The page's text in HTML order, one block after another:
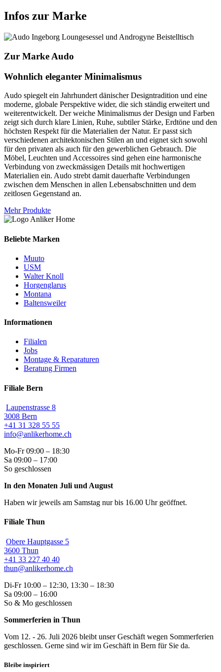
Infos zur Marke
Zur Marke Audo
Wohnlich eleganter Minimalismus
Audo spiegelt ein Jahrhundert dänischer Designtradition und eine
moderne, globale Perspektive wider, die sich ständig erweitert und
weiterentwickelt. Der weiche Minimalismus der Design und Farben
zeigt sich durch klare Linien, Ruhe, subtiler Stärke, Erdtöne und den
höchsten Respekt für die Materialien der Natur. Er passt sich
verschiedenen architektonischen Stilen an und eignet sich sowohl
für den privaten als auch für den gewerblichen Gebrauch. Die
Möbel, Leuchten und Accessoires sind gehen eine harmonische
Verbindung von zweckmässigen Details mit hochwertigen
Materialien ein. Audo strebt damit dauerhafte Verbindungen
zwischen dem Menschen in allen Lebensabschnitten und dem
zeitlosen Gegenstand an.
Mehr Produkte
Beliebte Marken
Muuto
USM
Walter Knoll
Horgenglarus
Montana
Baltensweiler
Informationen
Filialen
Jobs
Montage & Reparaturen
Beratung Firmen
Filiale Bern
Laupenstrasse 8
3008 Bern
+41 31 328 55 55
info@anlikerhome.ch
Mo-Fr 09:00 – 18:30
Sa 09:00 – 17:00
So geschlossen
In den Monaten Juli und August
Haben wir jeweils am Samstag nur bis 16.00 Uhr geöffnet.
Filiale Thun
Obere Hauptgasse 5
3600 Thun
+41 33 227 40 40
thun@anlikerhome.ch
Di-Fr 10:00 – 12:30, 13:30 – 18:30
Sa 09:00 – 16:00
So & Mo geschlossen
Sommerferien in Thun
Vom 12. - 26. Juli 2026 bleibt unser Geschäft wegen Sommerferien
geschlossen. Gerne sind wir im Geschäft in Bern für Sie da.
Bleibe inspiriert